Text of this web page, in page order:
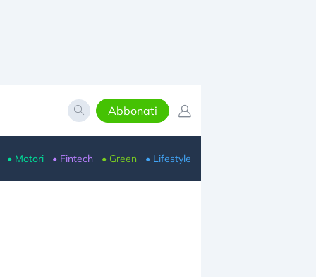
Abbonati
• Motori • Fintech • Green • Lifestyle